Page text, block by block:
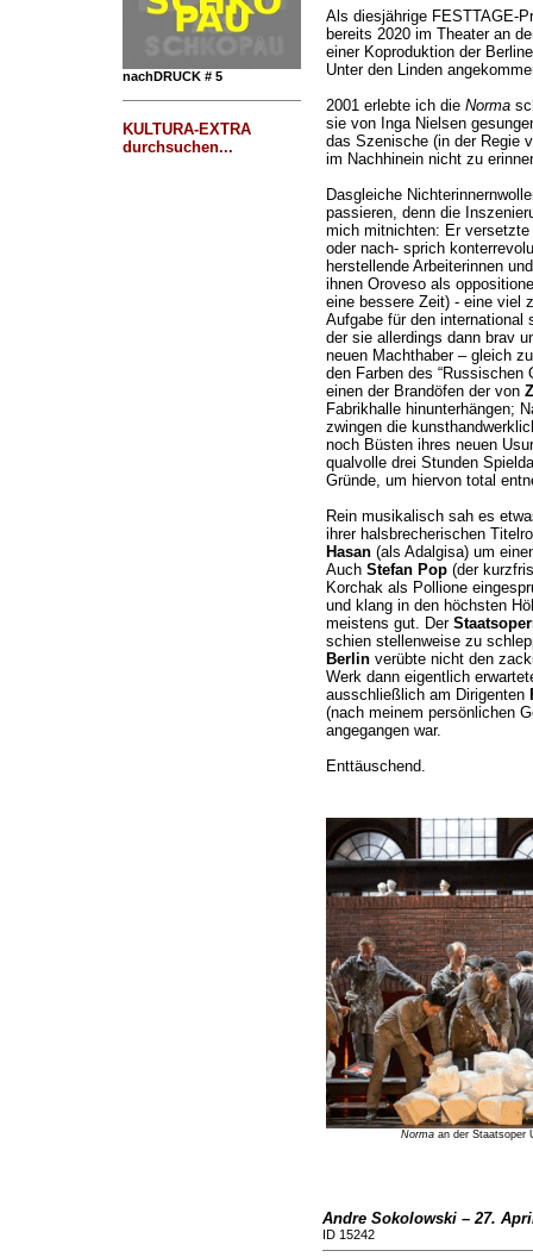
nachDRUCK # 5
KULTURA-EXTRA
durchsuchen...
Als diesjährige FESTTAGE-
bereits 2020 im Theater an
einer Koproduktion der
Unter den Linden
2001 erlebte ich die Norma
sie von Inga Nielsen
das Szenische (in der Regie
im Nachhinein nicht zu
Dasgleiche
passieren, denn die
mich mitnichten: Er versetzte
oder nach- sprich
herstellende Arbeiterinnen
ihnen Oroveso als
eine bessere Zeit) - eine viel
Aufgabe für den international
der sie allerdings dann brav
neuen Machthaber – gleich
den Farben des “Russischen
einen der Brandöfen der von
Fabrikhalle hinunterhängen;
zwingen die
noch Büsten ihres neuen
qualvolle drei Stunden
Gründe, um hiervon total
Rein musikalisch sah es
ihrer halsbrecherischen
Hasan(als Adalgisa) um
Auch Stefan Pop(der
Korchak als Pollione
und klang in den höchsten
meistens gut. Der
schien stellenweise zu
Berlinverübte nicht den
Werk dann eigentlich
ausschließlich am Dirigenten
(nach meinem persönlichen
angegangen war.
Enttäuschend.
Norma an der Staatsoper
Andre Sokolowski – 27.
ID 15242